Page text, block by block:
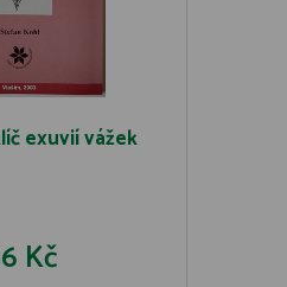
exuvií vážek
Kč